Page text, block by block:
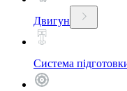
Двигун
Система